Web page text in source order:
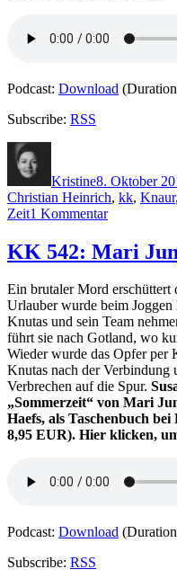
Podcast: Download
Subscribe: RSS
Kristine8. Oktober
Christian Heinrich, kk, Knaur,
Zeit1 Kommentarzu
549:
Sebastian
–
Der
KK 542: Mari
Ein brutaler Mord erschüttert
Urlauber wurde beim
Knutas und sein Team
führt sie nach Gotland, wo
Wieder wurde das Opfer per
Knutas nach der Verbindung
Verbrechen auf die Spur.
„Sommerzeit“ von Mari
Haefs, als Taschenbuch
8,95 EUR). Hier klicken,
Podcast: Download
Subscribe: RSS